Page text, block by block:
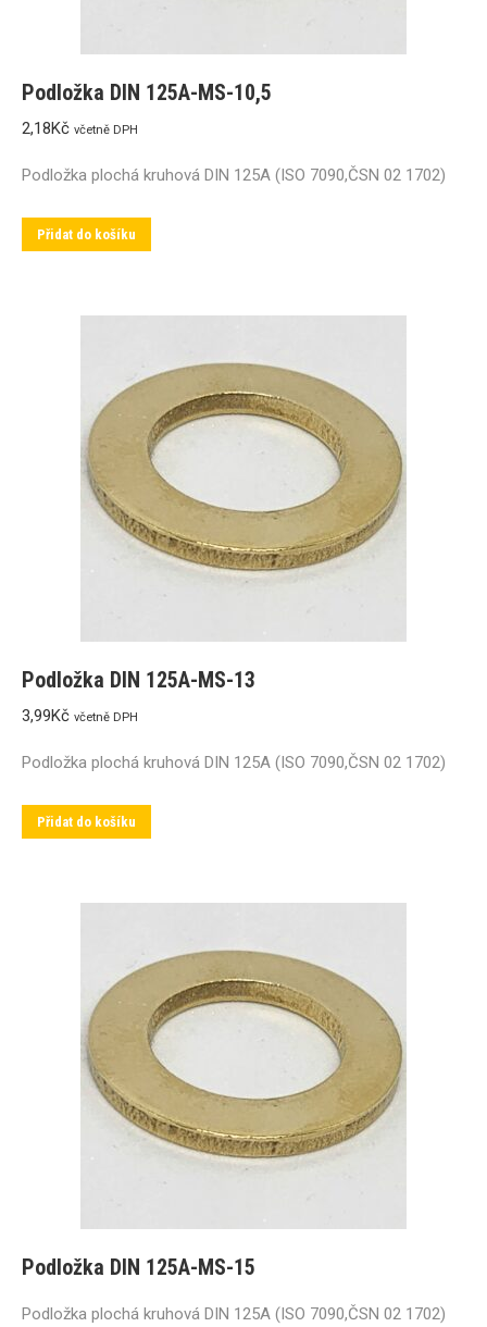
Podložka DIN 125A-MS-10,5
2,18Kč včetně DPH
Podložka plochá kruhová DIN 125A (ISO 7090,ČSN 02 1702)
Přidat do košíku
Podložka DIN 125A-MS-13
3,99Kč včetně DPH
Podložka plochá kruhová DIN 125A (ISO 7090,ČSN 02 1702)
Přidat do košíku
Podložka DIN 125A-MS-15
Podložka plochá kruhová DIN 125A (ISO 7090,ČSN 02 1702)